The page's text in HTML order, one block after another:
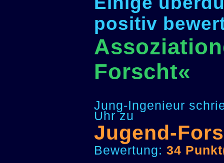
positiv
Forscht«
Jung-Ingenieur
Uhr zu
Jugend-
Bewertung: 34